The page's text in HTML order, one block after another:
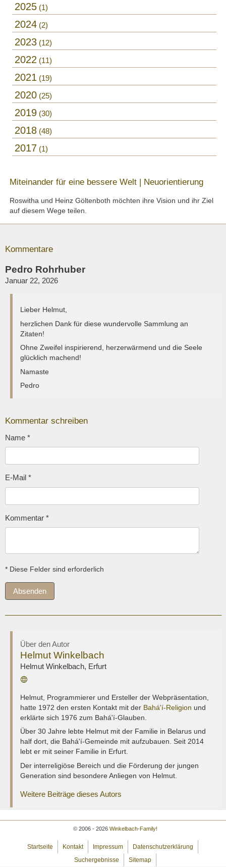
2025 1
2024 2
2023 12
2022 11
2021 19
2020 25
2019 30
2018 48
2017 1
Miteinander für eine bessere Welt | Neuorientierung
Roswitha und Heinz Göltenboth möchten ihre Vision und ihr Ziel
auf diesem Wege teilen.
Kommentare
Pedro Rohrhuber
Januar 22, 2026
Lieber Helmut,
herzlichen Dank für diese wundervolle Sammlung an
Zitaten!
Ohne Zweifel inspirierend, herzerwärmend und die Seele
glücklich machend!
Namaste
Pedro
Kommentar schreiben
Name *
E-Mail *
Kommentar *
* Diese Felder sind erforderlich
Absenden
Über den Autor
Helmut Winkelbach
Helmut Winkelbach, Erfurt
Webseite
Helmut, Programmierer und Ersteller der Webpräsentation,
hatte 1972 den ersten Kontakt mit der Bahá'í-Religion und
erklärte sich 1976 zum Bahá'í-Glauben.
Über 30 Jahre lebte Helmut mit der Familie in Belarus und
half dort, die Bahá'í-Gemeinde mit aufzubauen. Seit 2014
lebt er mit seiner Familie in Erfurt.
Der interreligiöse Bereich und die Förderung der jungen
Generation sind besondere Anliegen von Helmut.
Weitere Beiträge dieses Autors
© 2006 - 2026 Winkelbach-Family!
Startseite Kontakt Impressum
Datenschutzerklärung
Suchergebnisse
Sitemap